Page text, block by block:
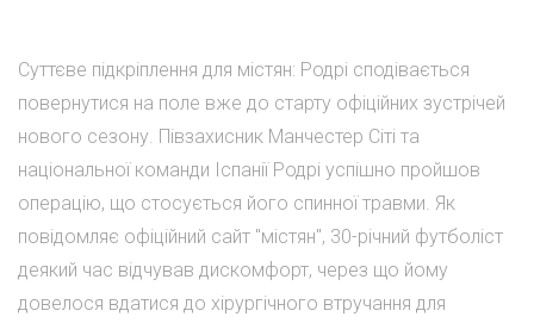
Суттєве підкріплення для містян: Родрі сподівається
повернутися на поле вже до старту офіційних зустрічей
нового сезону. Півзахисник Манчестер Сіті та
національної команди Іспанії Родрі успішно пройшов
операцію, що стосується його спинної травми. Як
повідомляє офіційний сайт "містян", 30-річний футболіст
деякий час відчував дискомфорт, через що йому
довелося вдатися до хірургічного втручання для